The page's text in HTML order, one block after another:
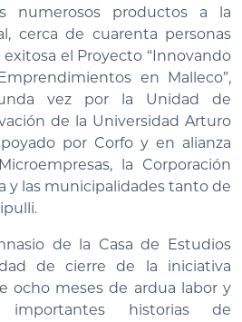
numerosos productos a la
cerca de cuarenta personas
el Proyecto “Innovando
en Malleco”,
vez por la Unidad de
de la Universidad Arturo
por Corfo y en alianza
la Corporación
y las municipalidades tanto de
de la Casa de Estudios
de cierre de la iniciativa
ocho meses de ardua labor y
importantes historias de